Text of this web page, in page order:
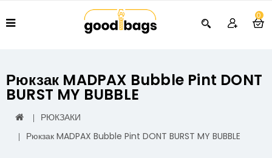
0
Рюкзак MADPAX Bubble Pint DONT
BURST MY BUBBLE
РЮКЗАКИ
Рюкзак MADPAX Bubble Pint DONT BURST MY BUBBLE